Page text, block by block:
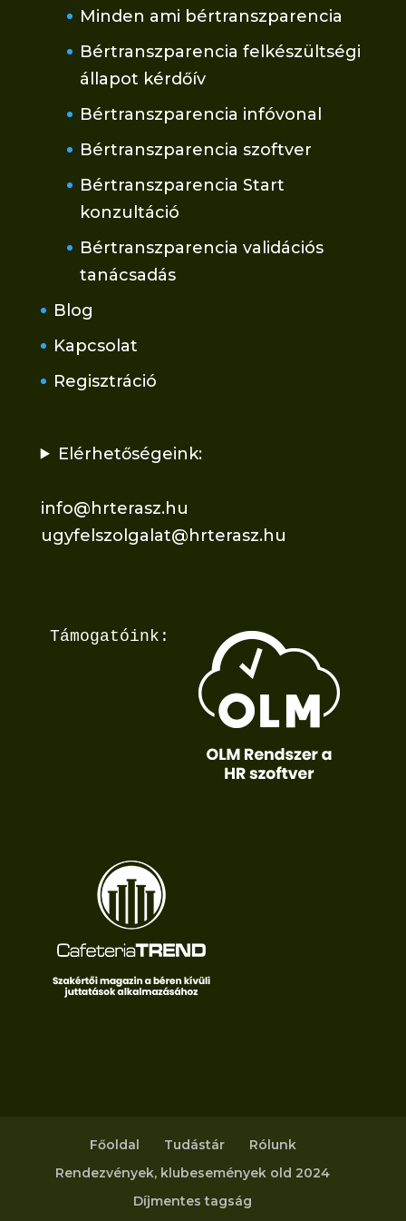
Minden ami bértranszparencia
Bértranszparencia felkészültségi
állapot kérdőív
Bértranszparencia infóvonal
Bértranszparencia szoftver
Bértranszparencia Start
konzultáció
Bértranszparencia validációs
tanácsadás
Blog
Kapcsolat
Regisztráció
Elérhetőségeink:
info@hrterasz.hu
ugyfelszolgalat@hrterasz.hu
Támogatóink:
Főoldal Tudástár
Rólunk
Rendezvények, klubesemények old 2024
Díjmentes tagság